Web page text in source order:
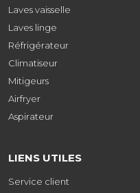
Laves vaisselle
Laves linge
Réfrigérateur
Climatiseur
Mitigeurs
Airfryer
Aspirateur
LIENS UTILES
Service client